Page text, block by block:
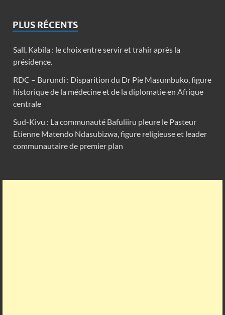
PLUS RÉCENTS
Sall, Kabila : le choix entre servir et trahir après la
présidence.
RDC – Burundi : Disparition du Dr Pie Masumbuko, figure
historique de la médecine et de la diplomatie en Afrique
centrale
Sud-Kivu : La communauté Bafuliiru pleure le Pasteur
Etienne Matendo Ndasubizwa, figure religieuse et leader
communautaire de premier plan